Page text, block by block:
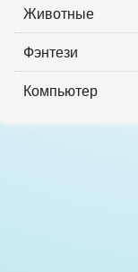
Животные
Фэнтези
Компьютер